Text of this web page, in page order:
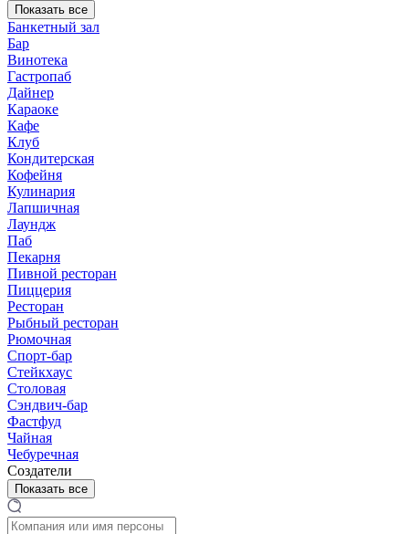
Показать все
Банкетный зал
Бар
Винотека
Гастропаб
Дайнер
Караоке
Кафе
Клуб
Кондитерская
Кофейня
Кулинария
Лапшичная
Лаундж
Паб
Пекарня
Пивной ресторан
Пиццерия
Ресторан
Рыбный ресторан
Рюмочная
Спорт-бар
Стейкхаус
Столовая
Сэндвич-бар
Фастфуд
Чайная
Чебуречная
Создатели
Показать все